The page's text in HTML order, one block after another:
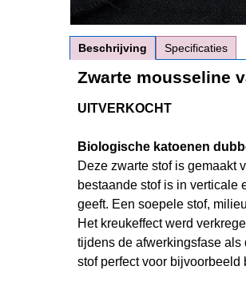
Beschrijving Specificaties
Zwarte mousseline
UITVERKOCHT
Biologische katoenen
Deze zwarte stof is gemaakt
bestaande stof is in verticale
geeft. Een soepele stof,
Het kreukeffect werd
tijdens de afwerkingsfase
stof perfect voor